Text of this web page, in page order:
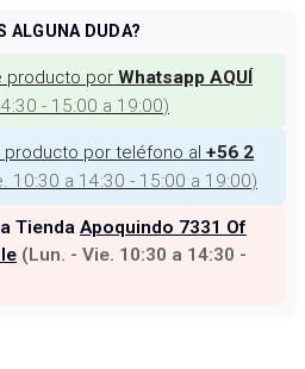
ALGUNA DUDA?
producto por Whatsapp AQUÍ
- 15:00 a 19:00)
por teléfono al +56 2
10:30 a 14:30 - 15:00 a 19:00)
Tienda Apoquindo 7331 Of
(Lun. - Vie. 10:30 a 14:30 -